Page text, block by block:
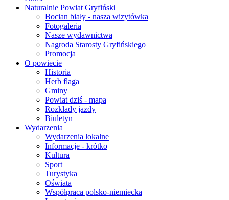
Naturalnie Powiat Gryfiński
Bocian biały - nasza wizytówka
Fotogaleria
Nasze wydawnictwa
Nagroda Starosty Gryfińskiego
Promocja
O powiecie
Historia
Herb flaga
Gminy
Powiat dziś - mapa
Rozkłady jazdy
Biuletyn
Wydarzenia
Wydarzenia lokalne
Informacje - krótko
Kultura
Sport
Turystyka
Oświata
Współpraca polsko-niemiecka